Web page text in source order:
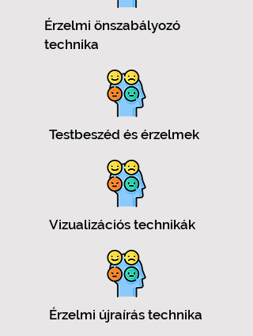
Érzelmi önszabályozó
technika
Testbeszéd és érzelmek
Vizualizációs technikák
Érzelmi újraírás technika